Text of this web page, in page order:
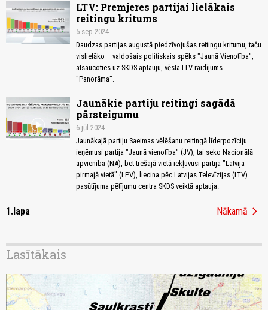
LTV: Premjeres partijai lielākais
reitingu kritums
5.sep 2024
Daudzas partijas augustā piedzīvojušas reitingu kritumu, taču
vislielāko – valdošais politiskais spēks "Jaunā Vienotība",
atsaucoties uz SKDS aptauju, vēsta LTV raidījums
"Panorāma".
Jaunākie partiju reitingi sagādā
pārsteigumu
6.jūl 2024
Jaunākajā partiju Saeimas vēlēšanu reitingā līderpozīciju
ieņēmusi partija "Jaunā vienotība" (JV), tai seko Nacionālā
apvienība (NA), bet trešajā vietā iekļuvusi partija "Latvija
pirmajā vietā" (LPV), liecina pēc Latvijas Televīzijas (LTV)
pasūtījuma pētījumu centra SKDS veiktā aptauja.
1.lapa Nākamā chevron_right
Lasītākais